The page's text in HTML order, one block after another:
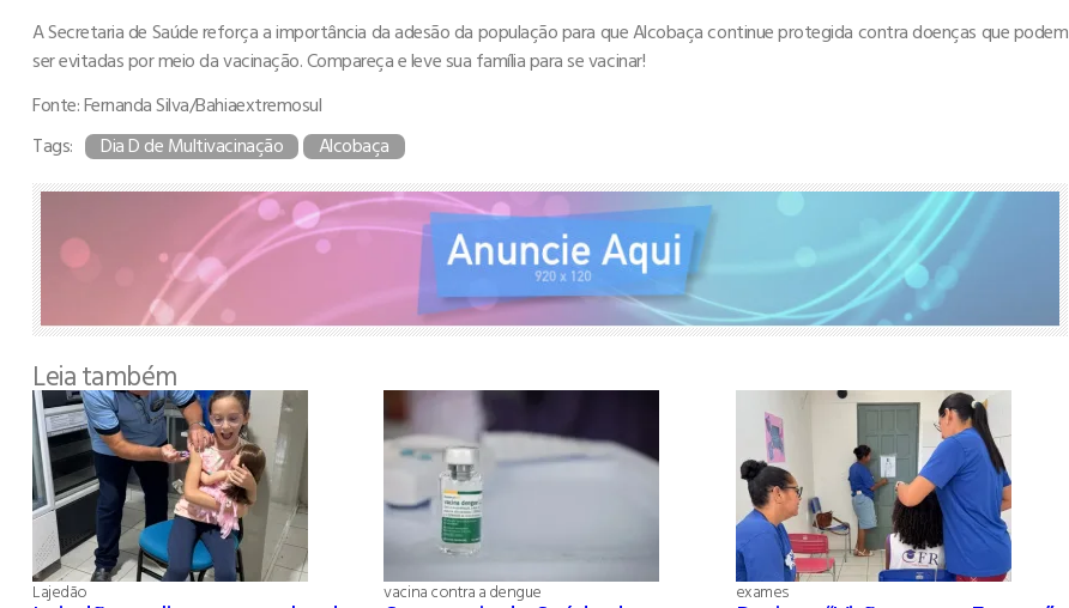
A Secretaria de Saúde reforça a importância da adesão da população para que Alcobaça continue protegida contra doenças que podem
ser evitadas por meio da vacinação. Compareça e leve sua família para se vacinar!
Fonte: Fernanda Silva/Bahiaextremosul
Tags:
Dia D de Multivacinação Alcobaça
Leia também
Lajedão vacina contra a dengue exames